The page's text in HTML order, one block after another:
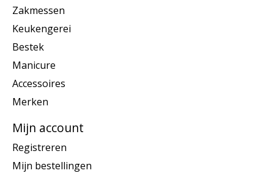
Zakmessen
Keukengerei
Bestek
Manicure
Accessoires
Merken
Mijn account
Registreren
Mijn bestellingen